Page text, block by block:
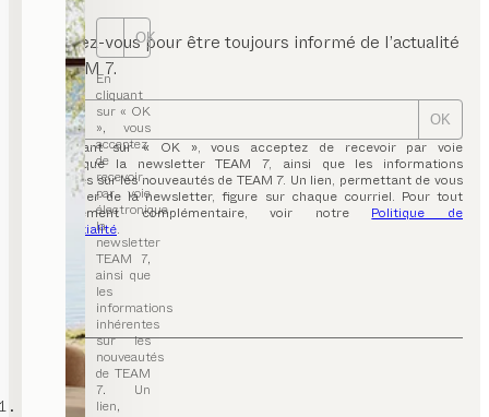
OK
En
cliquant
sur « OK
», vous
acceptez
de
recevoir
par voie
électronique
la
newsletter
TEAM 7,
ainsi que
les
informations
inhérentes
sur les
nouveautés
de TEAM
7. Un
lien,
Inscrivez-vous pour être toujours informé de l’actualité
de TEAM 7.
OK
En cliquant sur « OK », vous acceptez de recevoir par voie
électronique la newsletter TEAM 7, ainsi que les informations
inhérentes sur les nouveautés de TEAM 7. Un lien, permettant de vous
désabonner de la newsletter, figure sur chaque courriel. Pour tout
renseignement complémentaire, voir notre Politique de
confidentialité.
TEAM 7